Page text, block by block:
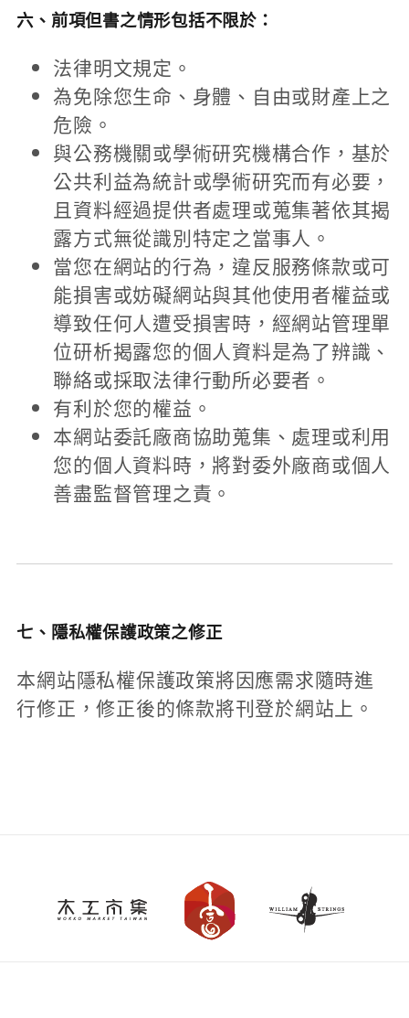
六、前項但書之情形包括不限於：
法律明文規定。
為免除您生命、身體、自由或財產上之
危險。
與公務機關或學術研究機構合作，基於
公共利益為統計或學術研究而有必要，
且資料經過提供者處理或蒐集著依其揭
露方式無從識別特定之當事人。
當您在網站的行為，違反服務條款或可
能損害或妨礙網站與其他使用者權益或
導致任何人遭受損害時，經網站管理單
位研析揭露您的個人資料是為了辨識、
聯絡或採取法律行動所必要者。
有利於您的權益。
本網站委託廠商協助蒐集、處理或利用
您的個人資料時，將對委外廠商或個人
善盡監督管理之責。
七、隱私權保護政策之修正
本網站隱私權保護政策將因應需求隨時進
行修正，修正後的條款將刊登於網站上。